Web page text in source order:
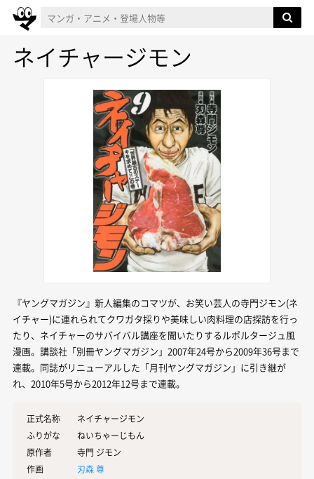
ネイチャージモン
『ヤングマガジン』新人編集のコマツが、お笑い芸人の寺門ジモン(ネ
イチャー)に連れられてクワガタ採りや美味しい肉料理の店探訪を行っ
たり、ネイチャーのサバイバル講座を聞いたりするルポルタージュ風
漫画。講談社「別冊ヤングマガジン」2007年24号から2009年36号まで
連載。同誌がリニューアルした「月刊ヤングマガジン」に引き継が
れ、2010年5号から2012年12号まで連載。
正式名称
ネイチャージモン
ふりがな
ねいちゃーじもん
原作者
寺門 ジモン
作画
刃森 尊